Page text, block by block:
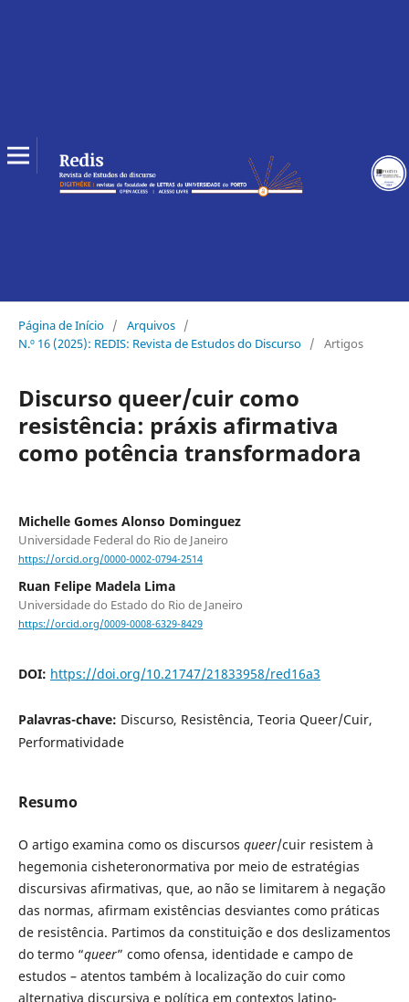
Página de Início / Arquivos /
N.º 16 (2025): REDIS: Revista de Estudos do Discurso / Artigos
Discurso queer/cuir como
resistência: práxis afirmativa
como potência transformadora
Michelle Gomes Alonso Dominguez
Universidade Federal do Rio de Janeiro
https://orcid.org/0000-0002-0794-2514
Ruan Felipe Madela Lima
Universidade do Estado do Rio de Janeiro
https://orcid.org/0009-0008-6329-8429
DOI: https://doi.org/10.21747/21833958/red16a3
Palavras-chave: Discurso, Resistência, Teoria Queer/Cuir,
Performatividade
Resumo
O artigo examina como os discursos queer/cuir resistem à
hegemonia cisheteronormativa por meio de estratégias
discursivas afirmativas, que, ao não se limitarem à negação
das normas, afirmam existências desviantes como práticas
de resistência. Partimos da constituição e dos deslizamentos
do termo “queer” como ofensa, identidade e campo de
estudos – atentos também à localização do cuir como
alternativa discursiva e política em contextos latino-